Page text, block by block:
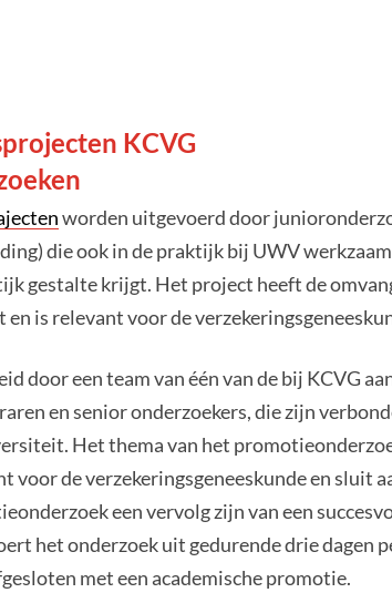
KCVG
worden uitgevoerd door
die ook in de praktijk bij UWV
gestalte krijgt. Het project heeft de
is relevant voor de
door een team van één van de bij KCVG
en senior onderzoekers, die zijn
Het thema van het
voor de verzekeringsgeneeskunde en sluit
een vervolg zijn van een
het onderzoek uit gedurende drie dagen
met een academische promotie.